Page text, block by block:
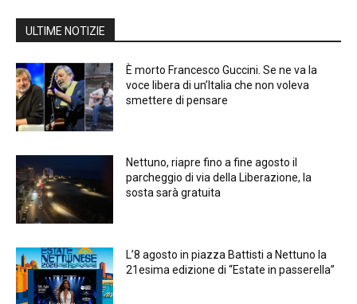
ULTIME NOTIZIE
È morto Francesco Guccini. Se ne va la
voce libera di un’Italia che non voleva
smettere di pensare
Nettuno, riapre fino a fine agosto il
parcheggio di via della Liberazione, la
sosta sarà gratuita
L’8 agosto in piazza Battisti a Nettuno la
21esima edizione di “Estate in passerella”